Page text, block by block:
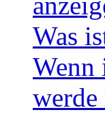
Was
Wenn